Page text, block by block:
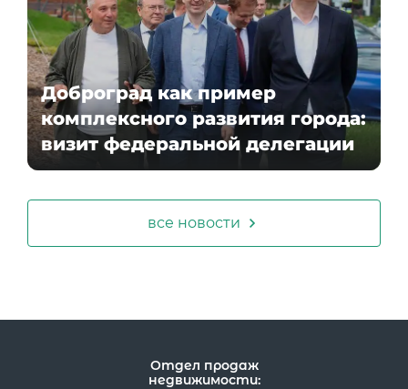
Доброград как пример
комплексного развития города:
визит федеральной делегации
все новости
Отдел продаж
недвижимости: